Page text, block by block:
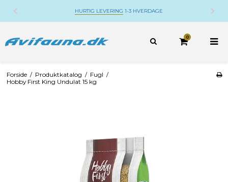
HURTIG LEVERING1-3 HVERDAGE
0
Forside / Produktkatalog / Fugl /
Hobby First King Undulat 15 kg